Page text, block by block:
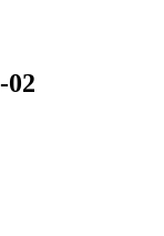
02